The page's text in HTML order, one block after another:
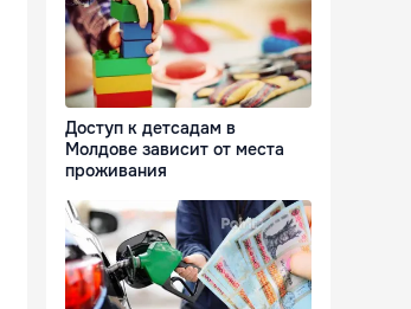
Доступ к детсадам в
Молдове зависит от места
проживания